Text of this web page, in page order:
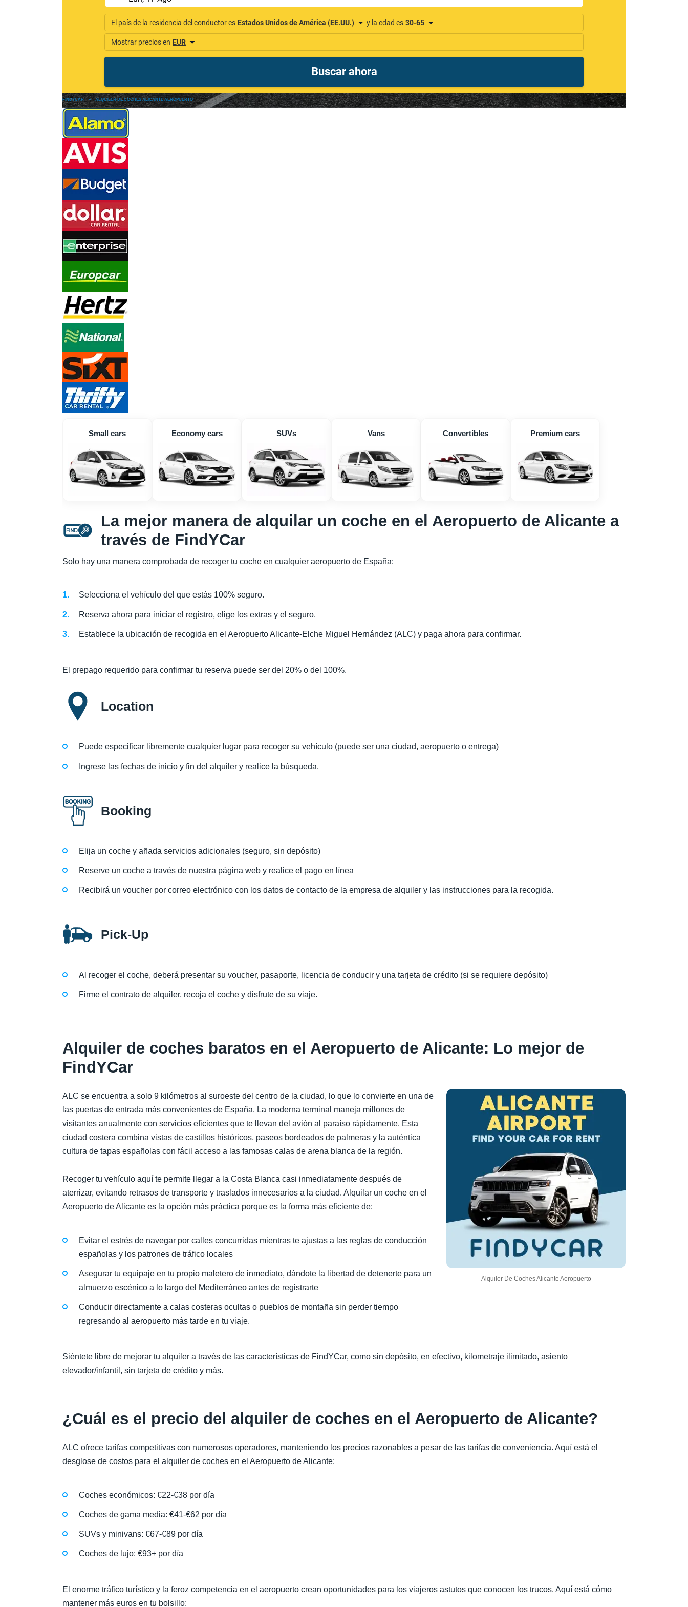
FINDYCAR » ALQUILER DE COCHES ALICANTE AEROPUERTO
Small cars Economy cars SUVs Vans Convertibles Premium cars
La mejor manera de alquilar un coche en el Aeropuerto de Alicante a
través de FindYCar
Solo hay una manera comprobada de recoger tu coche en cualquier aeropuerto de España:
Selecciona el vehículo del que estás 100% seguro.
Reserva ahora para iniciar el registro, elige los extras y el seguro.
Establece la ubicación de recogida en el Aeropuerto Alicante-Elche Miguel Hernández (ALC) y paga ahora para confirmar.
El prepago requerido para confirmar tu reserva puede ser del 20% o del 100%.
Location
Puede especificar libremente cualquier lugar para recoger su vehículo (puede ser una ciudad, aeropuerto o entrega)
Ingrese las fechas de inicio y fin del alquiler y realice la búsqueda.
Booking
Elija un coche y añada servicios adicionales (seguro, sin depósito)
Reserve un coche a través de nuestra página web y realice el pago en línea
Recibirá un voucher por correo electrónico con los datos de contacto de la empresa de alquiler y las instrucciones para la recogida.
Pick-Up
Al recoger el coche, deberá presentar su voucher, pasaporte, licencia de conducir y una tarjeta de crédito (si se requiere depósito)
Firme el contrato de alquiler, recoja el coche y disfrute de su viaje.
Alquiler de coches baratos en el Aeropuerto de Alicante: Lo mejor de
FindYCar
Alquiler De Coches Alicante Aeropuerto
ALC se encuentra a solo 9 kilómetros al suroeste del centro de la ciudad, lo que lo convierte en una de
las puertas de entrada más convenientes de España. La moderna terminal maneja millones de
visitantes anualmente con servicios eficientes que te llevan del avión al paraíso rápidamente. Esta
ciudad costera combina vistas de castillos históricos, paseos bordeados de palmeras y la auténtica
cultura de tapas españolas con fácil acceso a las famosas calas de arena blanca de la región.
Recoger tu vehículo aquí te permite llegar a la Costa Blanca casi inmediatamente después de
aterrizar, evitando retrasos de transporte y traslados innecesarios a la ciudad. Alquilar un coche en el
Aeropuerto de Alicante es la opción más práctica porque es la forma más eficiente de:
Evitar el estrés de navegar por calles concurridas mientras te ajustas a las reglas de conducción
españolas y los patrones de tráfico locales
Asegurar tu equipaje en tu propio maletero de inmediato, dándote la libertad de detenerte para un
almuerzo escénico a lo largo del Mediterráneo antes de registrarte
Conducir directamente a calas costeras ocultas o pueblos de montaña sin perder tiempo
regresando al aeropuerto más tarde en tu viaje.
Siéntete libre de mejorar tu alquiler a través de las características de FindYCar, como sin depósito, en efectivo, kilometraje ilimitado, asiento
elevador/infantil, sin tarjeta de crédito y más.
¿Cuál es el precio del alquiler de coches en el Aeropuerto de Alicante?
ALC ofrece tarifas competitivas con numerosos operadores, manteniendo los precios razonables a pesar de las tarifas de conveniencia. Aquí está el
desglose de costos para el alquiler de coches en el Aeropuerto de Alicante:
Coches económicos: €22-€38 por día
Coches de gama media: €41-€62 por día
SUVs y minivans: €67-€89 por día
Coches de lujo: €93+ por día
El enorme tráfico turístico y la feroz competencia en el aeropuerto crean oportunidades para los viajeros astutos que conocen los trucos. Aquí está cómo
mantener más euros en tu bolsillo: